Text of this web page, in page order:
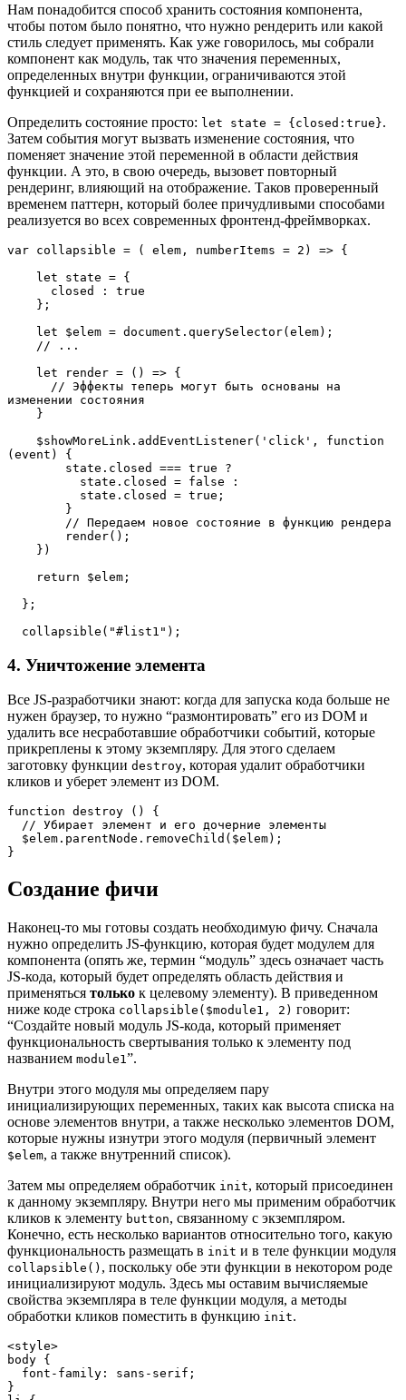
Нам понадобится способ хранить состояния компонента,
чтобы потом было понятно, что нужно рендерить или какой
стиль следует применять. Как уже говорилось, мы собрали
компонент как модуль, так что значения переменных,
определенных внутри функции, ограничиваются этой
функцией и сохраняются при ее выполнении.
Определить состояние просто: let state = {closed:true}.
Затем события могут вызвать изменение состояния, что
поменяет значение этой переменной в области действия
функции. А это, в свою очередь, вызовет повторный
рендеринг, влияющий на отображение. Таков проверенный
временем паттерн, который более причудливыми способами
реализуется во всех современных фронтенд-фреймворках.
var collapsible = ( elem, numberItems = 2) => {
изменении состояния
(event) {
  collapsible("#list1");
4. Уничтожение элемента
Все JS-разработчики знают: когда для запуска кода больше не
нужен браузер, то нужно “размонтировать” его из DOM и
удалить все несработавшие обработчики событий, которые
прикреплены к этому экземпляру. Для этого сделаем
заготовку функции destroy, которая удалит обработчики
кликов и уберет элемент из DOM.
function destroy () {
}
Создание фичи
Наконец-то мы готовы создать необходимую фичу. Сначала
нужно определить JS-функцию, которая будет модулем для
компонента (опять же, термин “модуль” здесь означает часть
JS-кода, который будет определять область действия и
применяться только к целевому элементу). В приведенном
ниже коде строка collapsible($module1, 2) говорит:
“Создайте новый модуль JS-кода, который применяет
функциональность свертывания только к элементу под
названием module1”.
Внутри этого модуля мы определяем пару
инициализирующих переменных, таких как высота списка на
основе элементов внутри, а также несколько элементов DOM,
которые нужны изнутри этого модуля (первичный элемент
$elem, а также внутренний список).
Затем мы определяем обработчик init, который присоединен
к данному экземпляру. Внутри него мы применим обработчик
кликов к элементу button, связанному с экземпляром.
Конечно, есть несколько вариантов относительно того, какую
функциональность размещать в init и в теле функции модуля
collapsible() , поскольку обе эти функции в некотором роде
инициализируют модуль. Здесь мы оставим вычисляемые
свойства экземпляра в теле функции модуля, а методы
обработки кликов поместить в функцию init.
<style>
body {
}